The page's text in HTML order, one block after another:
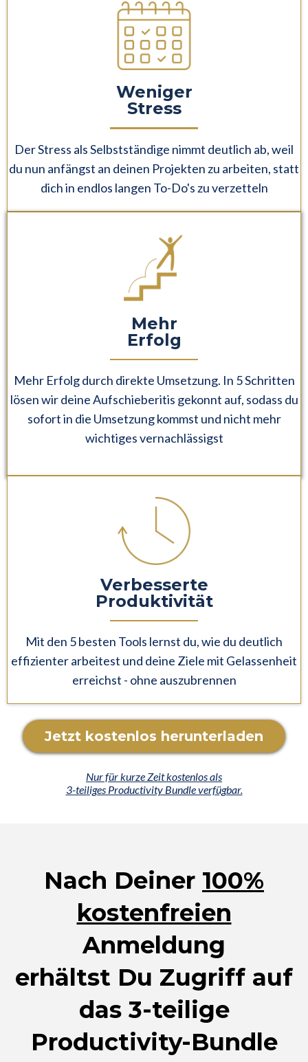
Weniger
Stress
Der Stress als Selbstständige nimmt deutlich ab, weil
du nun anfängst an deinen Projekten zu arbeiten, statt
dich in endlos langen To-Do's zu verzetteln
Mehr
Erfolg
Mehr Erfolg durch direkte Umsetzung. In 5 Schritten
lösen wir deine Aufschieberitis gekonnt auf, sodass du
sofort in die Umsetzung kommst und nicht mehr
wichtiges vernachlässigst
Verbesserte
Produktivität
Mit den 5 besten Tools lernst du, wie du deutlich
effizienter arbeitest und deine Ziele mit Gelassenheit
erreichst - ohne auszubrennen
Jetzt kostenlos herunterladen
Nur für kurze Zeit kostenlos als
3-teiliges Productivity Bundle verfügbar.
Nach Deiner 100%
kostenfreien
Anmeldung
erhältst Du Zugriff auf
das 3-teilige
Productivity-Bundle